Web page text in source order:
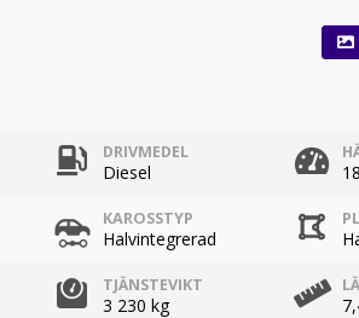
DRIVMEDEL
Diesel
KAROSSTYP
Halvintegrerad
TJÄNSTEVIKT
3 230 kg